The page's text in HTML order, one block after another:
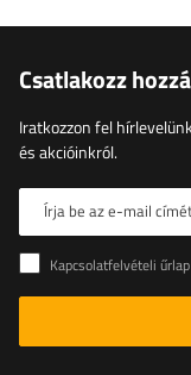
Csatlakozz
Iratkozzon fel
és akcióinkról.
Írja be az e-mail
Kapcsolatfelvételi űrlap Hozzájárulok a